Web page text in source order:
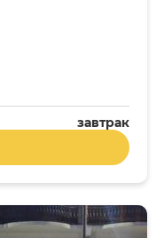
завтрак